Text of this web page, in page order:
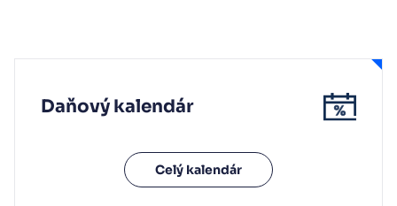
Daňový kalendár
Celý kalendár